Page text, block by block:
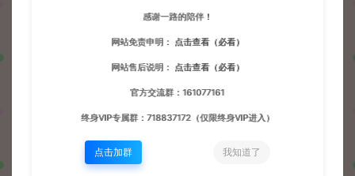
感谢一路的陪伴！
网站免责申明： 点击查看（必看）
网站售后说明： 点击查看（必看）
官方交流群：161077161
终身VIP专属群：718837172（仅限终身VIP进入）
点击加群 我知道了